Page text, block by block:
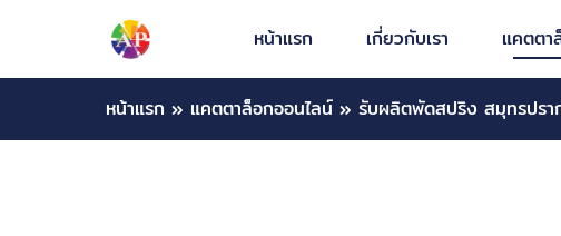
หน้าแรก เกี่ยวกับเรา แคตตา
หน้าแรก » แคตตาล็อกออนไลน์ » รับผลิตพัดสปริง สมุทรปรา